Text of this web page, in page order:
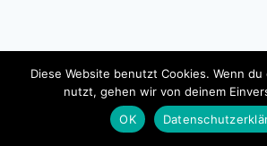
Impressum
Diese Website benutzt Cookies. Wenn
nutzt, gehen wir von deinem
OK